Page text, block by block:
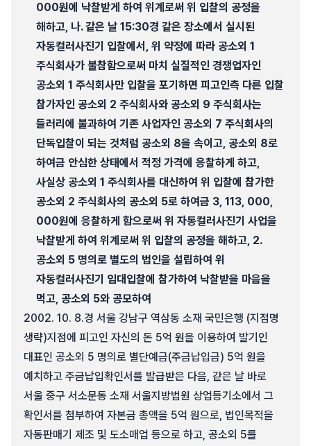
000원에 낙찰받게 하여 위계로써 위 입찰의 공정을
해하고, 나. 같은 날 15:30경 같은 장소에서 실시된
자동컬러사진기 입찰에서, 위 약정에 따라 공소외 1
주식회사가 불참함으로써 마치 실질적인 경쟁업자인
공소외 1 주식회사만 입찰을 포기하면 피고인측 다른 입찰
참가자인 공소외 2 주식회사와 공소외 9 주식회사는
들러리에 불과하여 기존 사업자인 공소외 7 주식회사의
단독입찰이 되는 것처럼 공소외 8을 속이고, 공소외 8로
하여금 안심한 상태에서 적정 가격에 응찰하게 하고,
사실상 공소외 1 주식회사를 대신하여 위 입찰에 참가한
공소외 2 주식회사의 공소외 5로 하여금 3, 113, 000,
000원에 응찰하게 함으로써 위 자동컬러사진기 사업을
낙찰받게 하여 위계로써 위 입찰의 공정을 해하고, 2.
공소외 5 명의로 별도의 법인을 설립하여 위
자동컬러사진기 임대입찰에 참가하여 낙찰받을 마음을
먹고, 공소외 5와 공모하여
2002. 10. 8.경 서울 강남구 역삼동 소재 국민은행 (지점명
생략)지점에 피고인 자신의 돈 5억 원을 이용하여 발기인
대표인 공소외 5 명의로 별단예금(주금납입금) 5억 원을
예치하고 주금납입확인서를 발급받은 다음, 같은 날 바로
서울 중구 서소문동 소재 서울지방법원 상업등기소에서 그
확인서를 첨부하여 자본금 총액을 5억 원으로, 법인목적을
자동판매기 제조 및 도소매업 등으로 하고, 공소외 5를